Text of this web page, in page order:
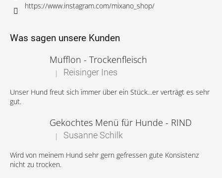
https://www.instagram.com/mixano_shop/
Was sagen unsere Kunden
Mufflon - Trockenfleisch
Die Produktbewertung beträgt 5 von 5 Sternen.
| Reisinger Ines
Unser Hund freut sich immer über ein Stück...er verträgt es sehr
gut.
Gekochtes Menü für Hunde - RIND
Die Produktbewertung beträgt 5 von 5 Sternen.
| Susanne Schilk
Wird von meinem Hund sehr gern gefressen gute Konsistenz
nicht zu trocken.